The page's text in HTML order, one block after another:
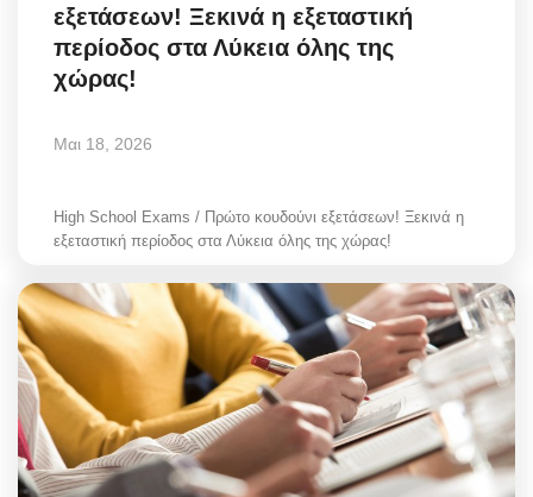
εξετάσεων! Ξεκινά η εξεταστική
περίοδος στα Λύκεια όλης της
χώρας!
Μαι 18, 2026
High School Exams / Πρώτο κουδούνι εξετάσεων! Ξεκινά η
εξεταστική περίοδος στα Λύκεια όλης της χώρας!